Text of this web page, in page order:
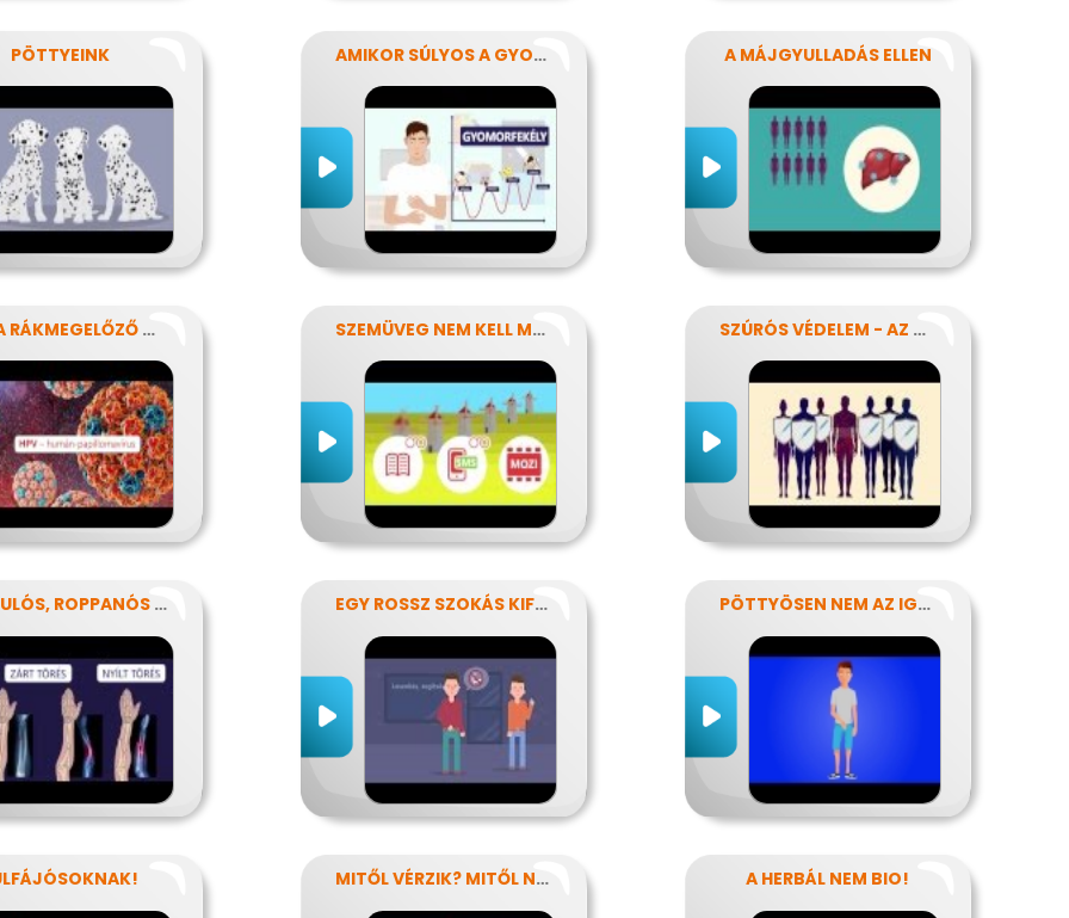
PÖTTYEINK AMIKOR SÚLYOS A GYOMORFÁJÁS A MÁJGYULLADÁS ELLEN
HPV: A RÁKMEGELŐZŐ OLTÁS SZEMÜVEG NEM KELL MÉG? SZÚRÓS VÉDELEM - AZ OLTÁSOKRÓL
RÁNDULÓS, ROPPANÓS BALESETEK EGY ROSSZ SZOKÁS KIFÜSTÖLÉSE PÖTTYÖSEN NEM AZ IGAZI
MITŐL VÉRZIK? MITŐL NEM VÉRZIK? A HERBÁL NEM BIO!